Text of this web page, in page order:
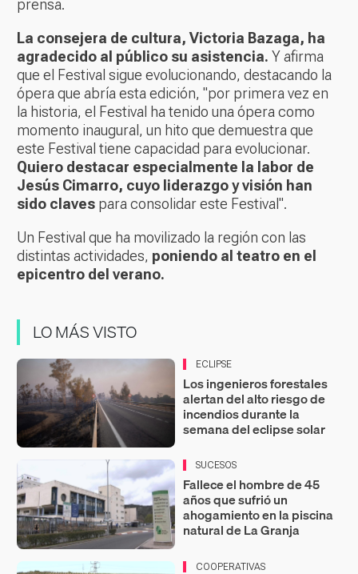
prensa.
La consejera de cultura, Victoria Bazaga, ha
agradecido al público su asistencia. Y afirma
que el Festival sigue evolucionando, destacando la
ópera que abría esta edición, "por primera vez en
la historia, el Festival ha tenido una ópera como
momento inaugural, un hito que demuestra que
este Festival tiene capacidad para evolucionar.
Quiero destacar especialmente la labor de
Jesús Cimarro, cuyo liderazgo y visión han
sido claves para consolidar este Festival".
Un Festival que ha movilizado la región con las
distintas actividades, poniendo al teatro en el
epicentro del verano.
LO MÁS VISTO
ECLIPSE
Los ingenieros forestales
alertan del alto riesgo de
incendios durante la
semana del eclipse solar
SUCESOS
Fallece el hombre de 45
años que sufrió un
ahogamiento en la piscina
natural de La Granja
COOPERATIVAS